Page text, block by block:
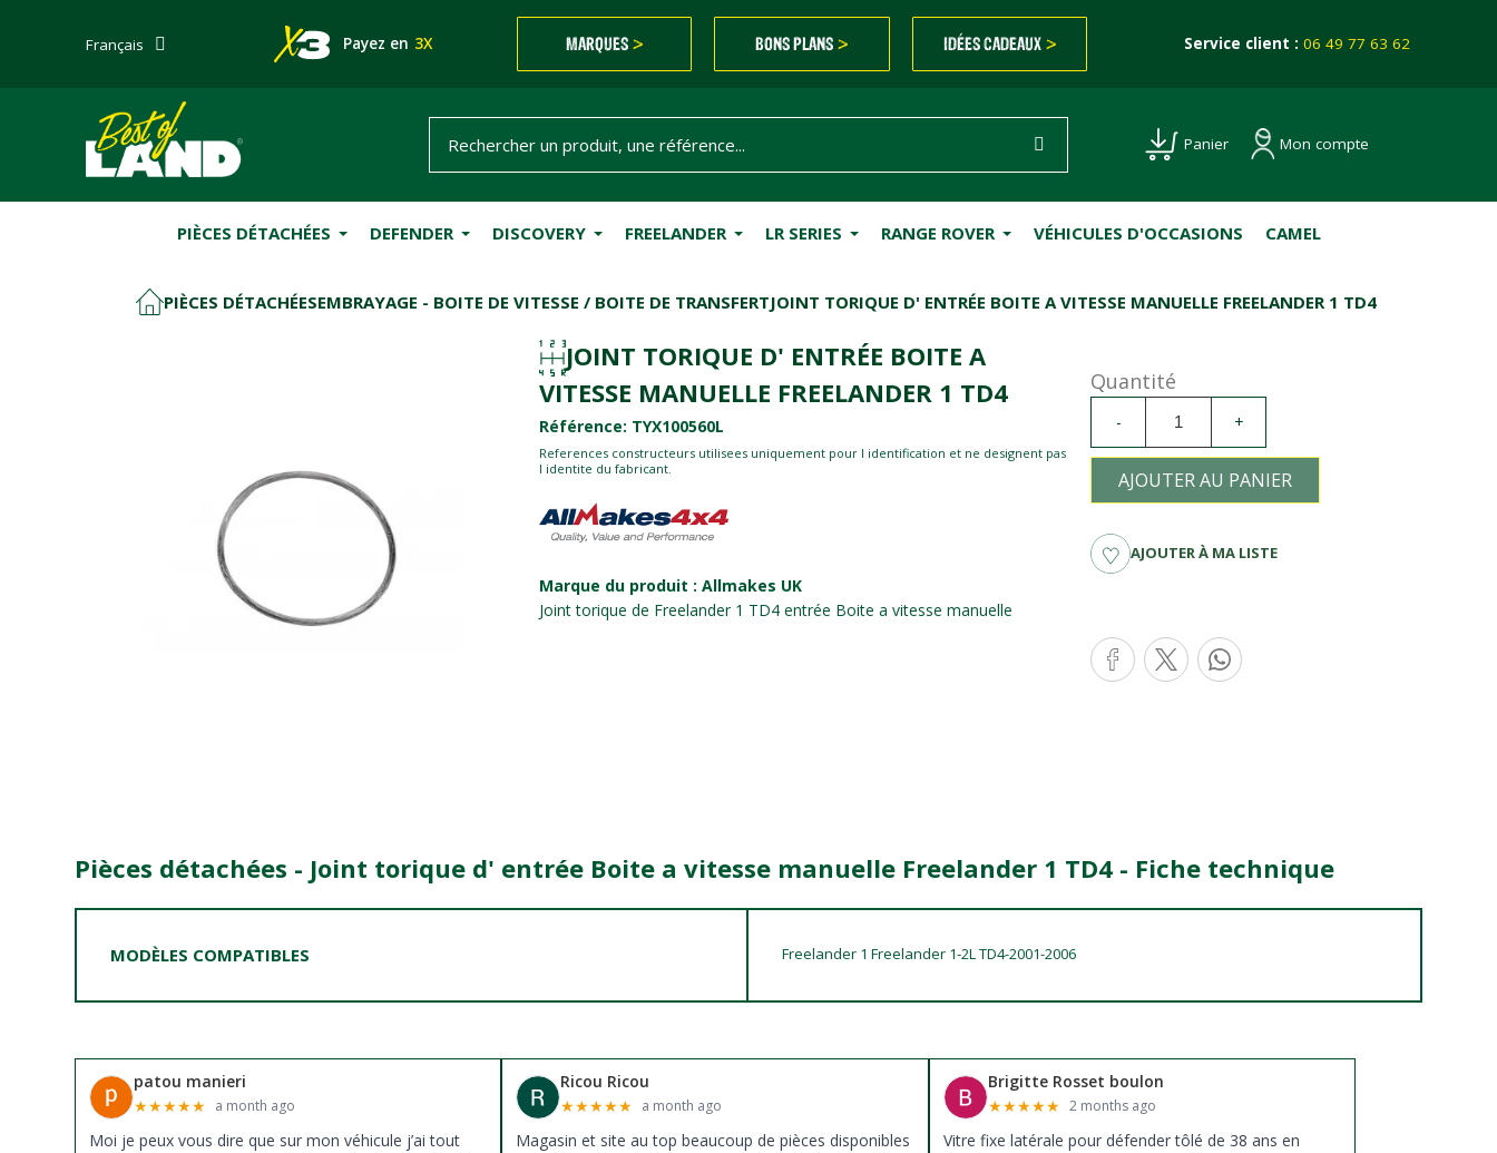
Français Payez en 3X MARQUES > BONS PLANS > IDÉES CADEAUX > Service client :06 49 77 63 62
Panier Mon compte
PIÈCES DÉTACHÉES DEFENDER DISCOVERY FREELANDER LR SERIES RANGE ROVER VÉHICULES D'OCCASIONS CAMEL
PIÈCES DÉTACHÉESEMBRAYAGE - BOITE DE VITESSE / BOITE DE TRANSFERTJOINT TORIQUE D' ENTRÉE BOITE A VITESSE MANUELLE FREELANDER 1 TD4
JOINT TORIQUE D' ENTRÉE BOITE A
VITESSE MANUELLE FREELANDER 1 TD4
Référence: TYX100560L
References constructeurs utilisees uniquement pour l identification et ne designent pas
l identite du fabricant.
Marque du produit : Allmakes UK
Joint torique de Freelander 1 TD4 entrée Boite a vitesse manuelle
Quantité
- +
AJOUTER AU PANIER
AJOUTER À MA LISTE
Pièces détachées - Joint torique d' entrée Boite a vitesse manuelle Freelander 1 TD4 - Fiche technique
MODÈLES COMPATIBLES Freelander 1 Freelander 1-2L TD4-2001-2006
patou manieri
★★★★★ a month ago
Moi je peux vous dire que sur mon véhicule j’ai tout
Ricou Ricou
★★★★★ a month ago
Magasin et site au top beaucoup de pièces disponibles
Brigitte Rosset boulon
★★★★★ 2 months ago
Vitre fixe latérale pour défender tôlé de 38 ans en